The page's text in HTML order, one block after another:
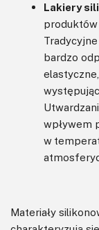
Lakiery
produktów
bardzo
wpływem
w
Materiały